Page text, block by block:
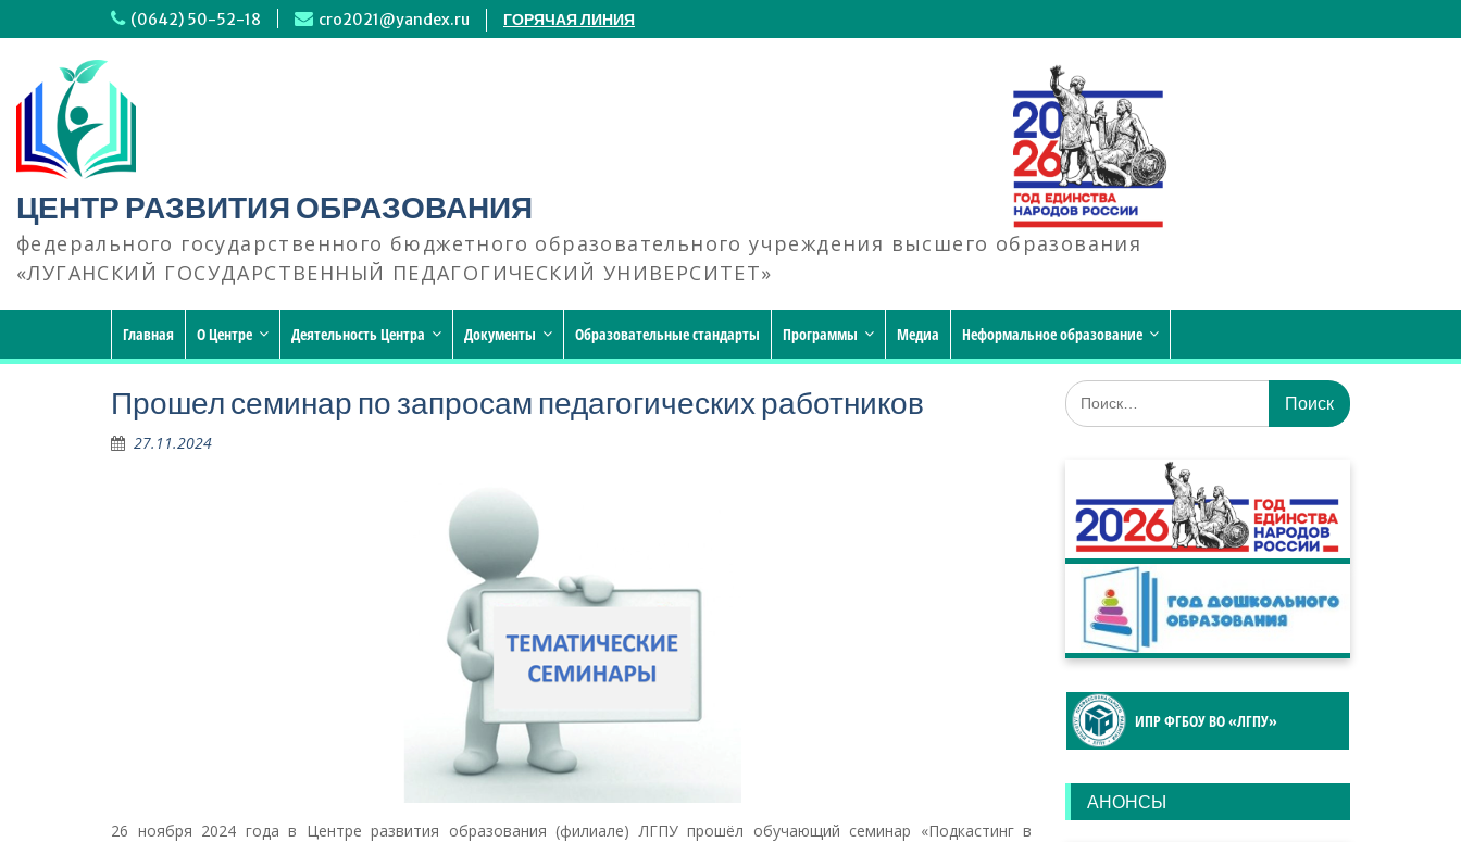
к
содержимому
(0642) 50-52-18 cro2021@yandex.ru ГОРЯЧАЯ ЛИНИЯ
ЦЕНТР РАЗВИТИЯ ОБРАЗОВАНИЯ
федерального государственного бюджетного образовательного учреждения высшего образования
«ЛУГАНСКИЙ ГОСУДАРСТВЕННЫЙ ПЕДАГОГИЧЕСКИЙ УНИВЕРСИТЕТ»
Главная О Центре Деятельность Центра Документы Образовательные стандарты Программы Медиа Неформальное образование
Прошел семинар по запросам педагогических работников
27.11.2024
26 ноября 2024 года в Центре развития образования (филиале) ЛГПУ прошёл обучающий семинар «Подкастинг в
Искать:
ИПР ФГБОУ ВО «ЛГПУ»
АНОНСЫ